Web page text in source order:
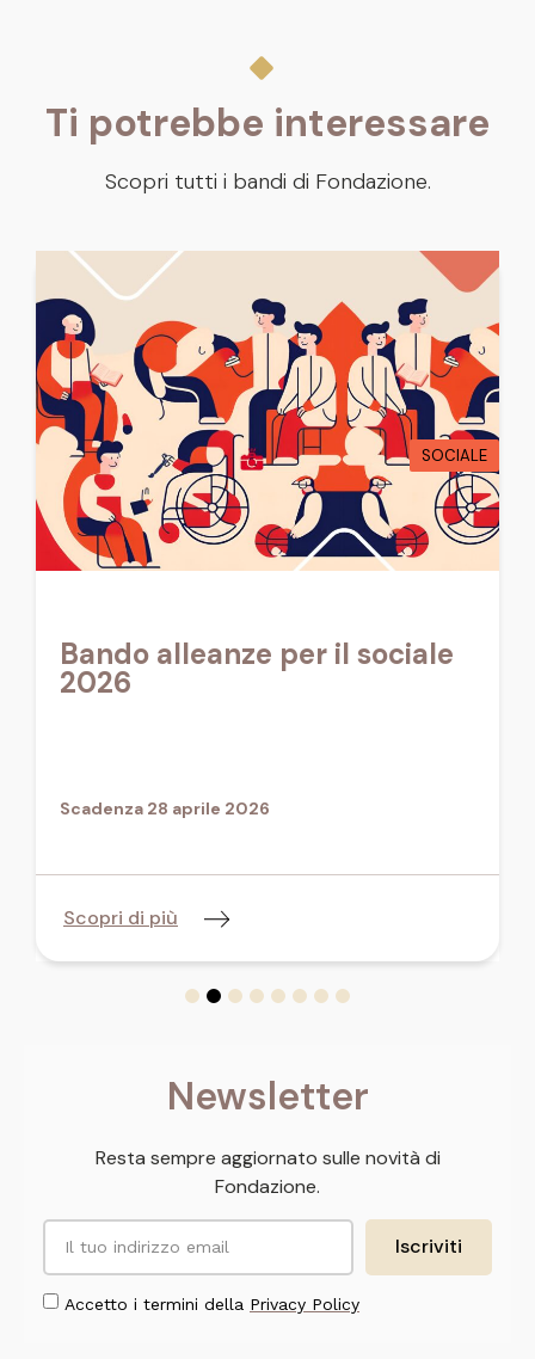
Ti potrebbe interessare
Scopri tutti i bandi di Fondazione.
Bando alleanze per il sociale
2026
Scadenza 28 aprile 2026
Scopri di più
SOCIALE
Newsletter
Resta sempre aggiornato sulle novità di
Fondazione.
Accetto i termini della Privacy Policy
Iscriviti